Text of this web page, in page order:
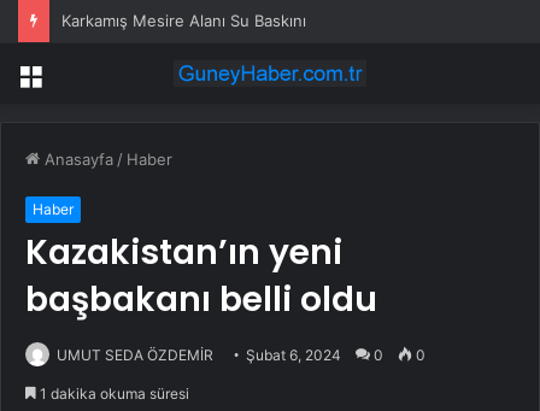
Karkamış Mesire Alanı Su Baskını
Menü
Anasayfa / Haber
Haber
Kazakistan’ın yeni
başbakanı belli oldu
UMUT SEDA ÖZDEMİR Şubat 6, 2024 0 0
1 dakika okuma süresi